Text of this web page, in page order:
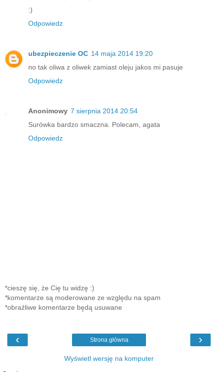
:)
Odpowiedz
ubezpieczenie OC 14 maja 2014 19:20
no tak oliwa z oliwek zamiast oleju jakos mi pasuje
Odpowiedz
Anonimowy 7 sierpnia 2014 20:54
Surówka bardzo smaczna. Polecam, agata
Odpowiedz
*cieszę się, że Cię tu widzę :)
*komentarze są moderowane ze względu na spam
*obraźliwe komentarze będą usuwane
‹ ›
Strona główna
Wyświetl wersję na komputer